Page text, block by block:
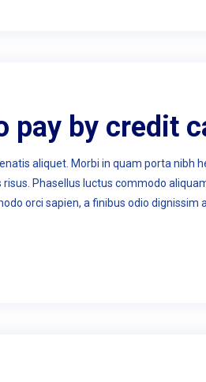
pay by credit
aliquet. Morbi in quam porta nibh
Phasellus luctus commodo
orci sapien, a finibus odio dignissim